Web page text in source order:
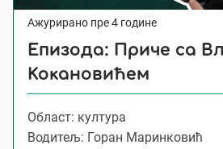
Ажурирано пре 4 године
Епизода: Приче са
Кокановићем
Област: култура
Водитељ: Горан Маринковић